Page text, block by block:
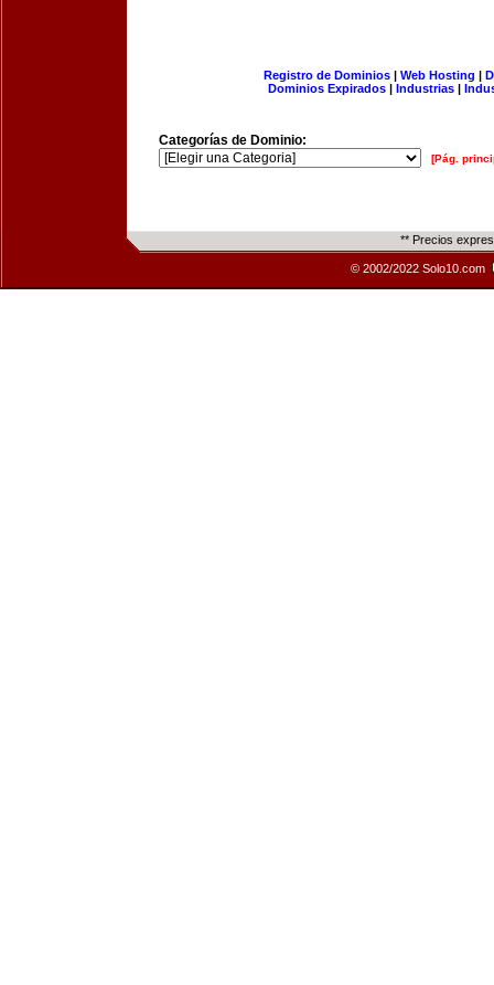
Registro de Dominios| Web Hosting |
Dominios Expirados | Industrias |
Categorías de Dominio:
[Pág.
** Precios
© 2002/2022 Solo10.com